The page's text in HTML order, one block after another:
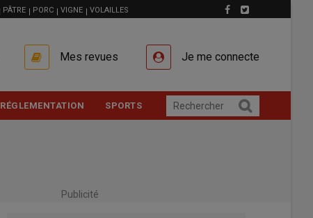
PÂTRE PORC VIGNE VOLAILLES
Mes revues Je me connecte
RÉGLEMENTATION SPORTS
Publicité